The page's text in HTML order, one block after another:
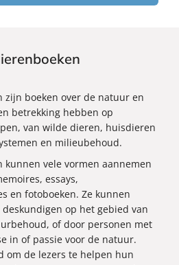
zijn boeken over de natuur en
betrekking hebben op
van wilde dieren, huisdieren
en milieubehoud.
vele vormen aannemen
essays,
en fotoboeken. Ze kunnen
op het gebied van
of door personen met
in of passie voor de natuur.
om de lezers te helpen hun